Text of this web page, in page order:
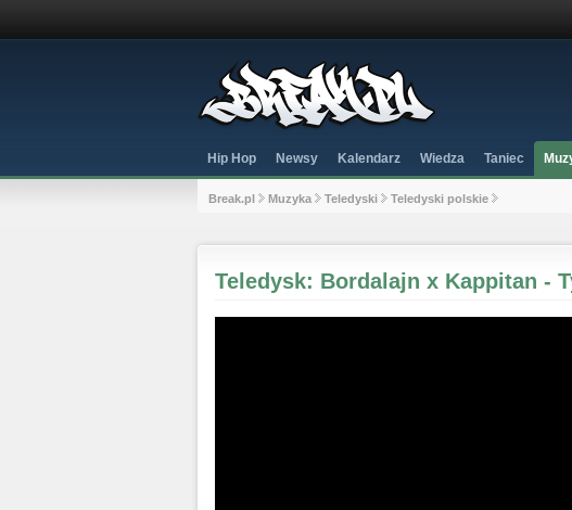
Hip Hop Newsy Kalendarz Wiedza Taniec
Break.pl Muzyka Teledyski Teledyski polskie
Teledysk: Bordalajn x Kappitan -